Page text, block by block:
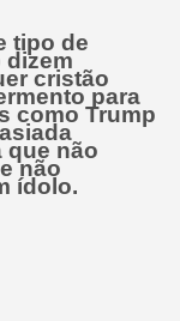
tipo de
dizem
cristão
para
como Trump
que não
não
ídolo.